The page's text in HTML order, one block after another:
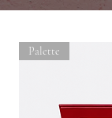
Palette